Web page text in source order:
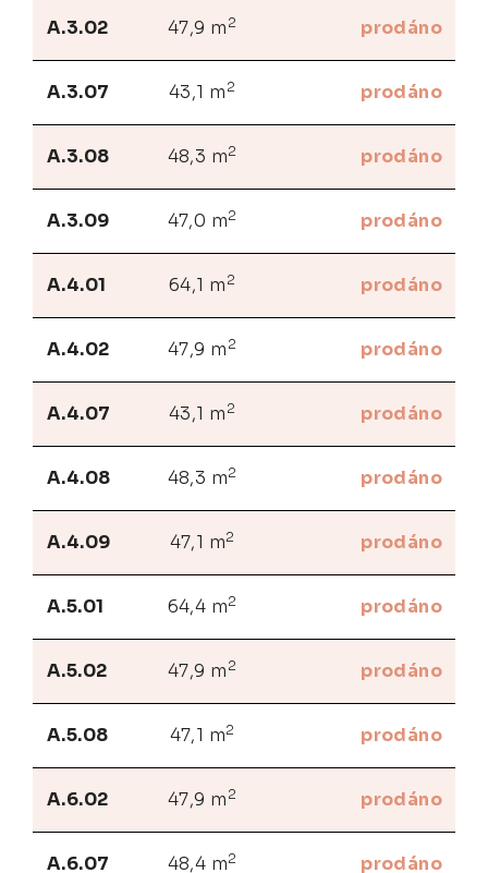
A.3.02 47,9 m 2 prodáno
A.3.07 43,1 m 2 prodáno
A.3.08 48,3 m2 prodáno
A.3.09 47,0 m2 prodáno
A.4.01 64,1 m 2 prodáno
A.4.02 47,9 m 2 prodáno
A.4.07 43,1 m 2 prodáno
A.4.08 48,3 m2 prodáno
A.4.09 47,1 m2 prodáno
A.5.01 64,4 m2 prodáno
A.5.02 47,9 m 2 prodáno
A.5.08 47,1 m2 prodáno
A.6.02 47,9 m 2 prodáno
A.6.07 48,4 m2 prodáno